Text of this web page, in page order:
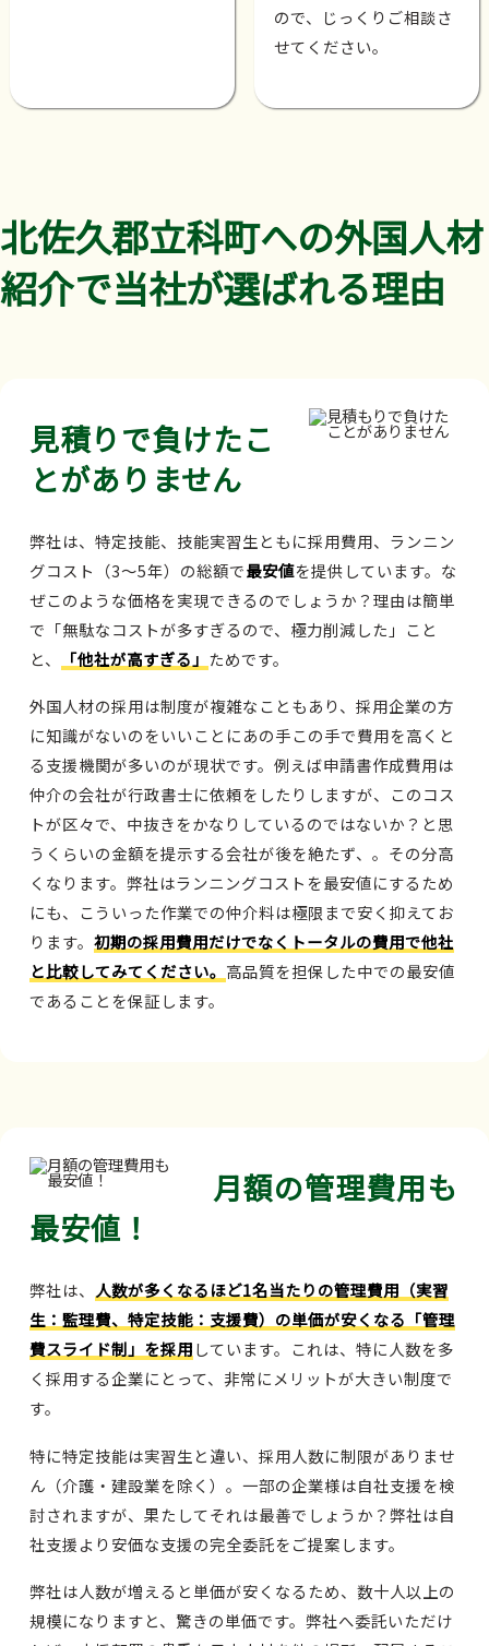
ので、じっくりご相談さ
せてください。
北佐久郡立科町への外国人材
紹介で当社が選ばれる理由
見積りで負けたこ
とがありません
弊社は、特定技能、技能実習生ともに採用費用、ランニン
グコスト（3～5年）の総額で最安値を提供しています。な
ぜこのような価格を実現できるのでしょうか？理由は簡単
で「無駄なコストが多すぎるので、極力削減した」こと
と、
「他社が高すぎる」 ためです。
外国人材の採用は制度が複雑なこともあり、採用企業の方
に知識がないのをいいことにあの手この手で費用を高くと
る支援機関が多いのが現状です。例えば申請書作成費用は
仲介の会社が行政書士に依頼をしたりしますが、このコス
トが区々で、中抜きをかなりしているのではないか？と思
うくらいの金額を提示する会社が後を絶たず、。その分高
くなります。弊社はランニングコストを最安値にするため
にも、こういった作業での仲介料は極限まで安く抑えてお
ります。 初期の採用費用だけでなくトータルの費用で他社
と比較してみてください。 高品質を担保した中での最安値
であることを保証します。
月額の管理費用も
最安値！
弊社は、 人数が多くなるほど1名当たりの管理費用（実習
生：監理費、特定技能：支援費）の単価が安くなる「管理
費スライド制」を採用しています。これは、特に人数を多
く採用する企業にとって、非常にメリットが大きい制度で
す。
特に特定技能は実習生と違い、採用人数に制限がありませ
ん（介護・建設業を除く）。一部の企業様は自社支援を検
討されますが、果たしてそれは最善でしょうか？弊社は自
社支援より安価な支援の完全委託をご提案します。
弊社は人数が増えると単価が安くなるため、数十人以上の
規模になりますと、驚きの単価です。弊社へ委託いただけ